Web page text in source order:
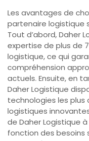
Les avantages de
partenaire logistique
Tout d’abord, Daher
expertise de plus de
logistique, ce qui
compréhension
actuels. Ensuite, en
Daher Logistique
technologies les plus
logistiques
de Daher Logistique
fonction des besoins